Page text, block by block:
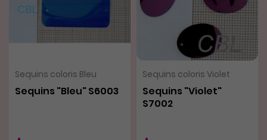
VOIR LE PRODUIT
Sequins coloris Bleu
Sequins "Bleu" S6003
VOIR LE PRODUIT
Sequins coloris Violet
Sequins "Violet"
S7002